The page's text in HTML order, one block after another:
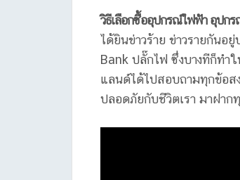
วิธีเลือกซื้ออุปกรณ์ไฟฟ้า อุปก
ได้ยินข่าวร้าย ข่าวรายกันอ
Bank ปลั๊กไฟ ซึ่งบางทีก็ทำ
แลนด์ได้ไปสอบถามทุกข้อส
ปลอดภัยกับชีวิตเรา มาฝาก